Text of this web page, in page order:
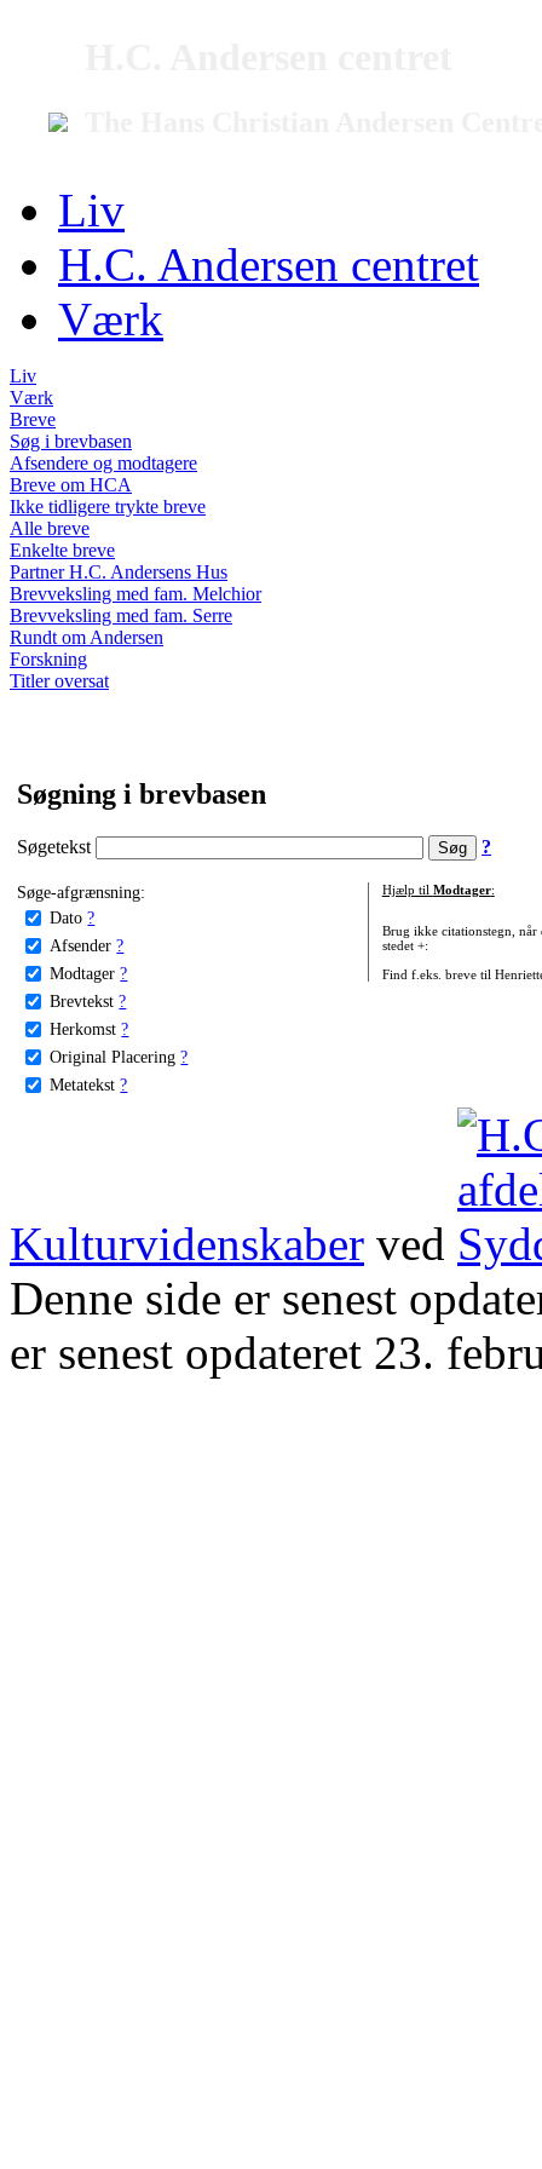
Liv
H.C. Andersen centret
Værk
Liv
Værk
Breve
Søg i brevbasen
Afsendere og modtagere
Breve om HCA
Ikke tidligere trykte breve
Alle breve
Enkelte breve
Partner H.C. Andersens Hus
Brevveksling med fam. Melchior
Brevveksling med fam. Serre
Rundt om Andersen
Forskning
Titler oversat
Søgning i brevbasen
Søgetekst ?
Søge-afgrænsning:
Dato ?
Afsender ?
Modtager ?
Brevtekst ?
Herkomst ?
Original Placering ?
Metatekst ?
Hjælp til Modtager:
Brug ikke citationstegn, når
stedet +:
Find f.eks. breve til
Kulturvidenskaber ved
Denne side er senest
er senest opdateret 23.